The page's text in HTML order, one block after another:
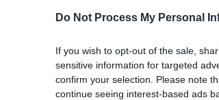
Do Not Process My Personal
If you wish to opt-out of the sale,
sensitive information for targeted
confirm your selection. Please note
continue seeing interest-based ads
του
Εμπλοκή
απαντά το